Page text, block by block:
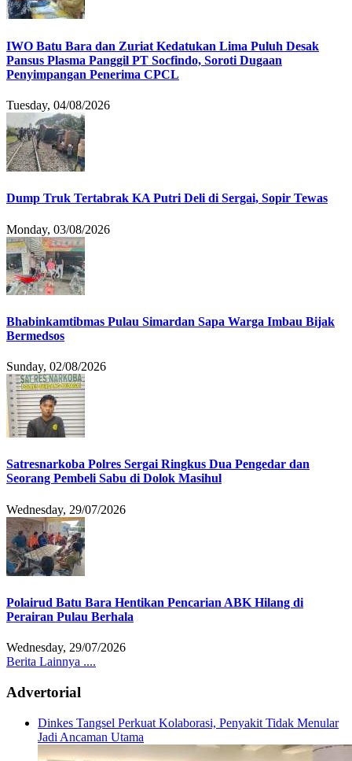
IWO Batu Bara dan Zuriat Kedatukan Lima Puluh Desak
Pansus Plasma Panggil PT Socfindo, Soroti Dugaan
Penyimpangan Penerima CPCL
Tuesday, 04/08/2026
Dump Truk Tertabrak KA Putri Deli di Sergai, Sopir Tewas
Monday, 03/08/2026
Bhabinkamtibmas Pulau Simardan Sapa Warga Imbau Bijak
Bermedsos
Sunday, 02/08/2026
Satresnarkoba Polres Sergai Ringkus Dua Pengedar dan
Seorang Pembeli Sabu di Dolok Masihul
Wednesday, 29/07/2026
Polairud Batu Bara Hentikan Pencarian ABK Hilang di
Perairan Pulau Berhala
Wednesday, 29/07/2026
Berita Lainnya ....
Advertorial
Dinkes Tangsel Perkuat Kolaborasi, Penyakit Tidak Menular
Jadi Ancaman Utama